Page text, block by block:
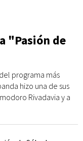
"Pasión de
programa más
hizo una de sus
Rivadavia y a